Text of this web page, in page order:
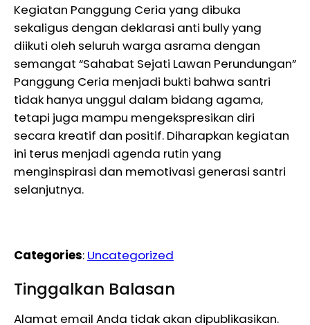
Kegiatan Panggung Ceria yang dibuka
sekaligus dengan deklarasi anti bully yang
diikuti oleh seluruh warga asrama dengan
semangat “Sahabat Sejati Lawan Perundungan”
Panggung Ceria menjadi bukti bahwa santri
tidak hanya unggul dalam bidang agama,
tetapi juga mampu mengekspresikan diri
secara kreatif dan positif. Diharapkan kegiatan
ini terus menjadi agenda rutin yang
menginspirasi dan memotivasi generasi santri
selanjutnya.
Categories: Uncategorized
Tinggalkan Balasan
Alamat email Anda tidak akan dipublikasikan.